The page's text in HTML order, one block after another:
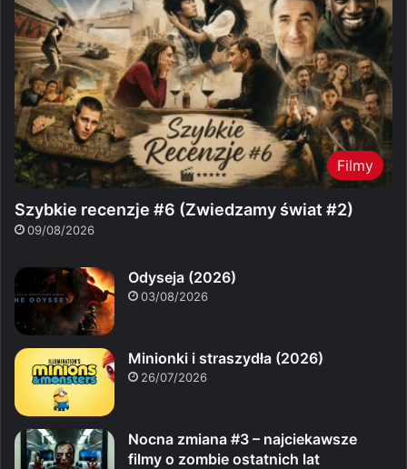
Filmy
Szybkie recenzje #6 (Zwiedzamy świat #2)
09/08/2026
Odyseja (2026)
03/08/2026
Minionki i straszydła (2026)
26/07/2026
Nocna zmiana #3 – najciekawsze
filmy o zombie ostatnich lat